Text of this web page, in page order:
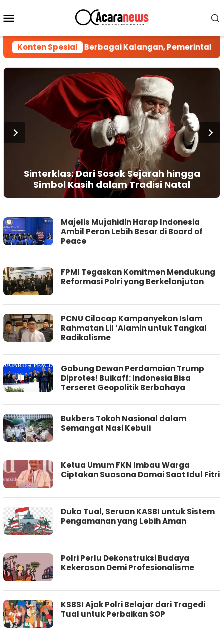
ke
Konten Spesial
TNI Dikritisi Berbagai Kalangan, Pemerintah
Sinterklas: Dari Sosok Sejarah hingga
Simbol Kasih dalam Tradisi Natal
ACARANEWS.COMMajelis Mujahidin Harap Indonesia
Ambil Peran Lebih Besar di Board of
Peace
FPMI Tegaskan Komitmen Mendukung
Reformasi Polri yang Berkelanjutan
PCNU Cilacap Kampanyekan Islam
Rahmatan Lil ‘Alamin untuk Tangkal
Radikalisme
Gabung Dewan Perdamaian Trump
Diprotes! Buikaff: Indonesia Bisa
Terseret Geopolitik Berbahaya
Bukbers Tokoh Nasional dalam
Semangat Nasi Kebuli
Ketua Umum FKN Imbau Warga
Ciptakan Suasana Damai Saat Idul Fitri
Duka Tual, Seruan KASBI untuk Sistem
Pengamanan yang Lebih Aman
Polri Perlu Dekonstruksi Budaya
Kekerasan Demi Profesionalisme
KSBSI Ajak Polri Belajar dari Tragedi
Tual untuk Perbaikan SOP